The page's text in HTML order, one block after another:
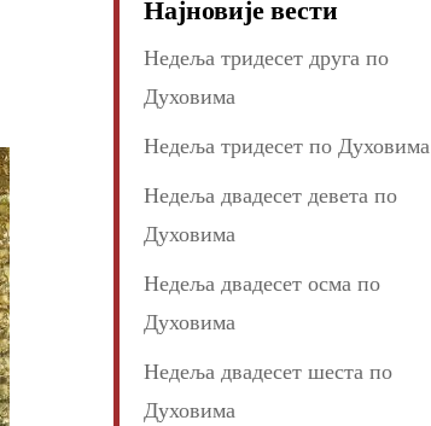
Најновије вести
Недеља тридесет друга по
Духовима
Недеља тридесет по Духовима
Недеља двадесет девета по
Духовима
Недеља двадесет осма по
Духовима
Недеља двадесет шеста по
Духовима